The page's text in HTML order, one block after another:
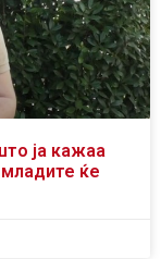
ја кажаа
ќе